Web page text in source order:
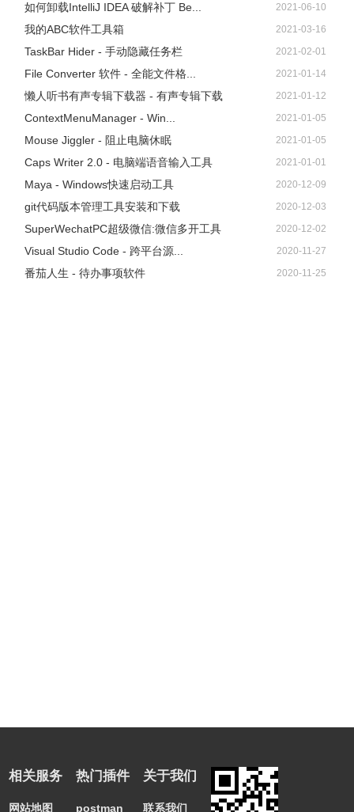
remove.bg官网
https://www.remove.bg
remove.bg软件Windows版V1.2.1下载地址
https://pan.baidu.com/s/1vbqIXxK8LVh6RQa2aowbYw 提取
码: ce86
如何卸载IntelliJ IDEA 破解补丁 Be... 2021-06-10
我的ABC软件工具箱 2021-03-16
TaskBar Hider - 手动隐藏任务栏 2021-02-01
File Converter 软件 - 全能文件格... 2021-01-14
懒人听书有声专辑下载器 - 有声专辑下载 2021-01-12
ContextMenuManager - Win... 2021-01-05
Mouse Jiggler - 阻止电脑休眠 2021-01-05
Caps Writer 2.0 - 电脑端语音输入工具 2021-01-01
Maya - Windows快速启动工具 2020-12-09
git代码版本管理工具安装和下载 2020-12-03
SuperWechatPC超级微信:微信多开工具 2020-12-02
Visual Studio Code - 跨平台源... 2020-11-27
番茄人生 - 待办事项软件 2020-11-25
相关服务
网站地图
热门插件
postman
关于我们
联系我们